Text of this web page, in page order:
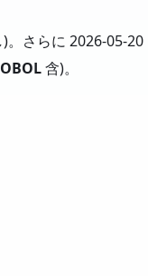
。さらに 2026-05-20
含)。